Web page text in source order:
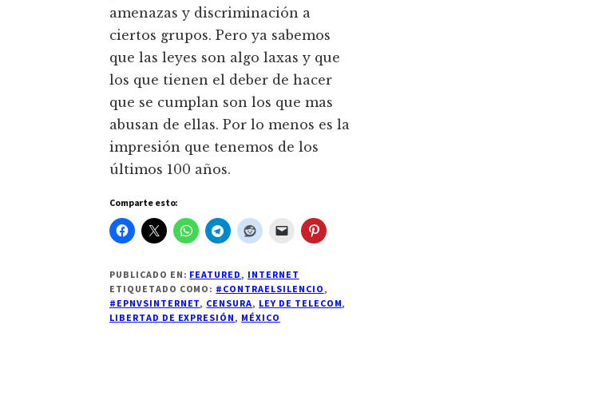
amenazas y discriminación a
ciertos grupos. Pero ya sabemos
que las leyes son algo laxas y que
los que tienen el deber de hacer
que se cumplan son los que mas
abusan de ellas. Por lo menos es la
impresión que tenemos de los
últimos 100 años.
Comparte esto:
PUBLICADO EN: FEATURED, INTERNET
ETIQUETADO COMO: #CONTRAELSILENCIO,
#EPNVSINTERNET, CENSURA, LEY DE TELECOM,
LIBERTAD DE EXPRESIÓN, MÉXICO